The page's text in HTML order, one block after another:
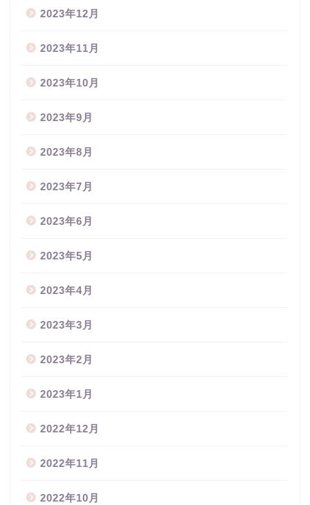
2023年12月
2023年11月
2023年10月
2023年9月
2023年8月
2023年7月
2023年6月
2023年5月
2023年4月
2023年3月
2023年2月
2023年1月
2022年12月
2022年11月
2022年10月